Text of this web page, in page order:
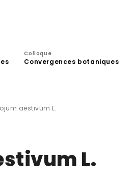
Colloque
Convergences botaniques
aestivum L.
L.